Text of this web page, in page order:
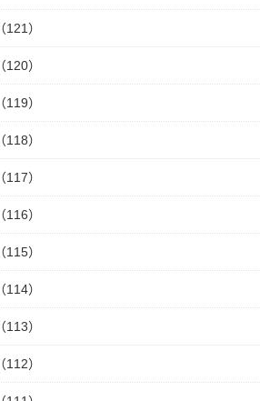
）
）
）
）
）
）
）
）
）
）